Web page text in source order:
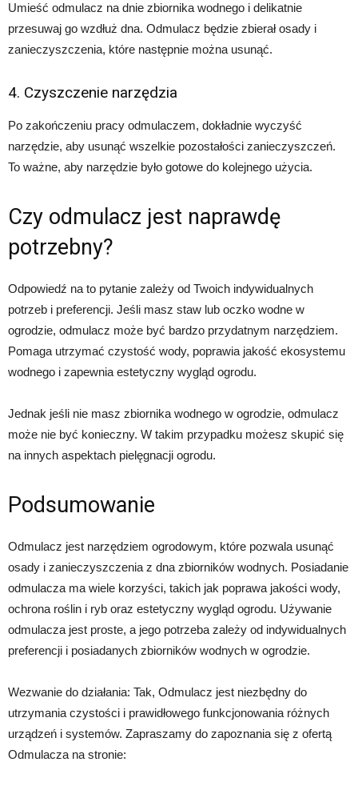
Umieść odmulacz na dnie zbiornika wodnego i delikatnie
przesuwaj go wzdłuż dna. Odmulacz będzie zbierał osady i
zanieczyszczenia, które następnie można usunąć.
4. Czyszczenie narzędzia
Po zakończeniu pracy odmulaczem, dokładnie wyczyść
narzędzie, aby usunąć wszelkie pozostałości zanieczyszczeń.
To ważne, aby narzędzie było gotowe do kolejnego użycia.
Czy odmulacz jest naprawdę
potrzebny?
Odpowiedź na to pytanie zależy od Twoich indywidualnych
potrzeb i preferencji. Jeśli masz staw lub oczko wodne w
ogrodzie, odmulacz może być bardzo przydatnym narzędziem.
Pomaga utrzymać czystość wody, poprawia jakość ekosystemu
wodnego i zapewnia estetyczny wygląd ogrodu.
Jednak jeśli nie masz zbiornika wodnego w ogrodzie, odmulacz
może nie być konieczny. W takim przypadku możesz skupić się
na innych aspektach pielęgnacji ogrodu.
Podsumowanie
Odmulacz jest narzędziem ogrodowym, które pozwala usunąć
osady i zanieczyszczenia z dna zbiorników wodnych. Posiadanie
odmulacza ma wiele korzyści, takich jak poprawa jakości wody,
ochrona roślin i ryb oraz estetyczny wygląd ogrodu. Używanie
odmulacza jest proste, a jego potrzeba zależy od indywidualnych
preferencji i posiadanych zbiorników wodnych w ogrodzie.
Wezwanie do działania: Tak, Odmulacz jest niezbędny do
utrzymania czystości i prawidłowego funkcjonowania różnych
urządzeń i systemów. Zapraszamy do zapoznania się z ofertą
Odmulacza na stronie: